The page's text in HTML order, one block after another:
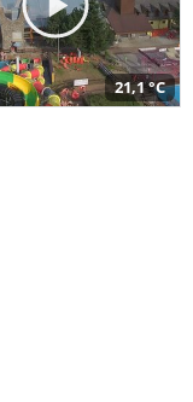
21,1 °C